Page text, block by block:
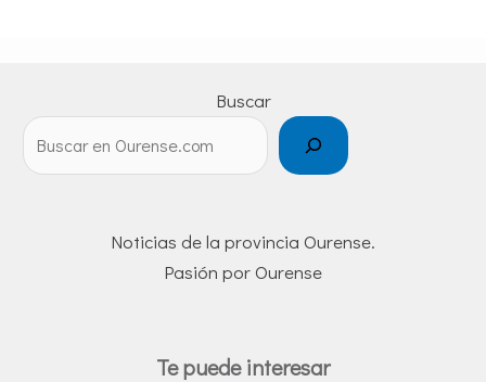
Buscar
Noticias de la provincia Ourense.
Pasión por Ourense
Te puede interesar